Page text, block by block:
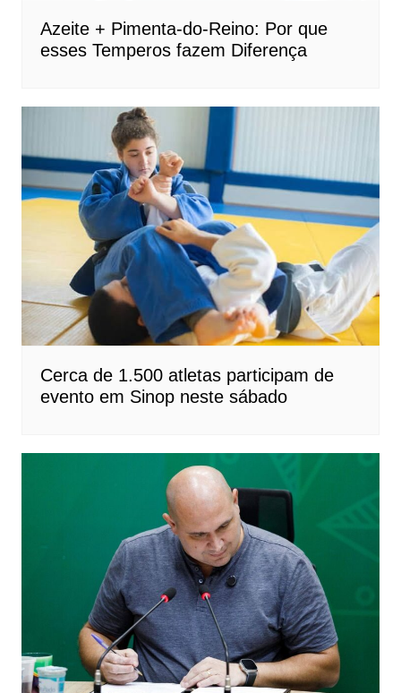
Azeite + Pimenta-do-Reino: Por que
esses Temperos fazem Diferença
Cerca de 1.500 atletas participam de
evento em Sinop neste sábado